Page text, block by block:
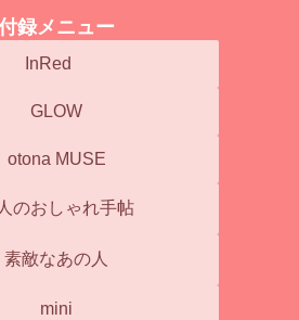
録メニュー
InRed
GLOW
otona MUSE
のおしゃれ手帖
素敵なあの人
mini